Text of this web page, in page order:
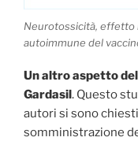
Neurotossicità,
autoimmune del
Un altro aspetto
Gardasil. Questo
autori si sono
somministrazione